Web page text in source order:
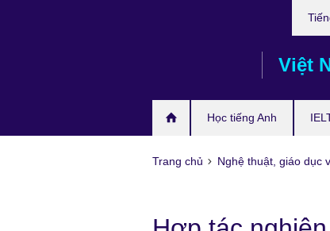
Việt
Học tiếng Anh
Trang chủ Nghệ thuật, giáo dục